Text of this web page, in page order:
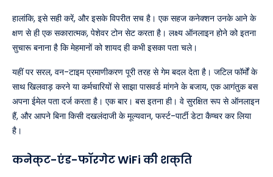
हालांकि, इसे सही करें, और इसके विपरीत सच है। एक सहज कनेक्शन उनके आने के
क्षण से ही एक सकारात्मक, पेशेवर टोन सेट करता है। लक्ष्य ऑनलाइन होने को इतना
सुचारू बनाना है कि मेहमानों को शायद ही कभी इसका पता चले।
यहीं पर सरल, वन-टाइम प्रमाणीकरण पूरी तरह से गेम बदल देता है। जटिल फॉर्मों के
साथ खिलवाड़ करने या कर्मचारियों से साझा पासवर्ड मांगने के बजाय, एक आगंतुक बस
अपना ईमेल पता दर्ज करता है। एक बार। बस इतना ही। वे सुरक्षित रूप से ऑनलाइन
हैं, और आपने बिना किसी दखलंदाजी के मूल्यवान, फर्स्ट-पार्टी डेटा कैप्चर कर लिया
है।
कनेक्ट-एंड-फॉरगेट WiFi की शक्ति